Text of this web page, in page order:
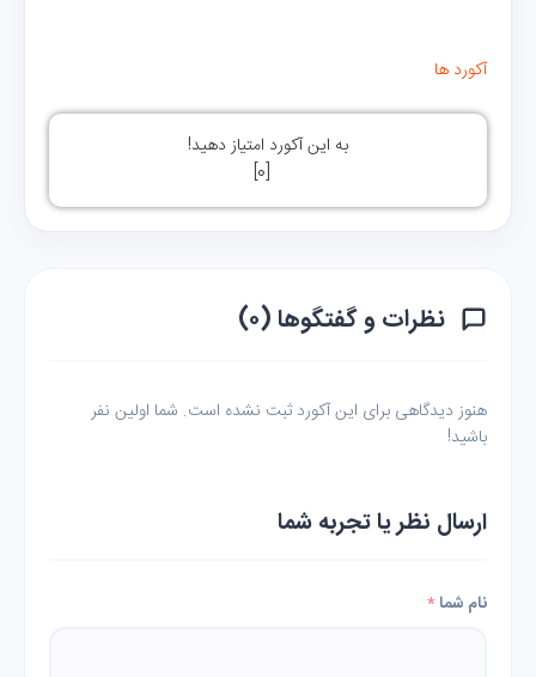
آکورد ها
به این آکورد امتیاز دهید!
[
0
]
نظرات و گفتگوها (۰)
هنوز دیدگاهی برای این آکورد ثبت نشده است. شما اولین نفر
باشید!
ارسال نظر یا تجربه شما
نام شما*